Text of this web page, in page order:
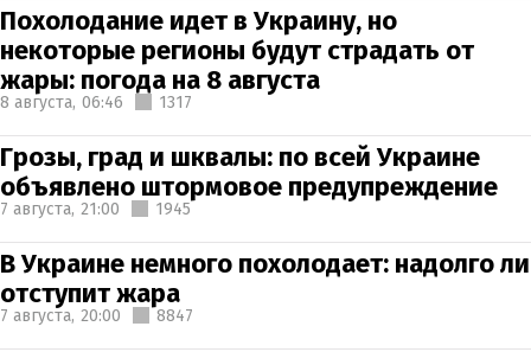
Похолодание идет в Украину, но
некоторые регионы будут страдать от
жары: погода на 8 августа
8 августа, 06:46 1317
Грозы, град и шквалы: по всей Украине
объявлено штормовое предупреждение
7 августа, 21:00 1945
В Украине немного похолодает: надолго ли
отступит жара
7 августа, 20:00 8847